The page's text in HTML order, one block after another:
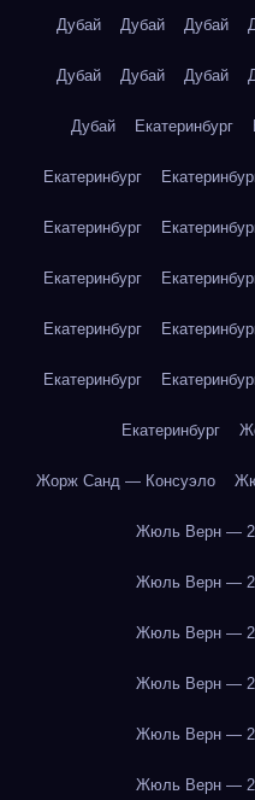
Дубай Дубай Дубай
Дубай Дубай Дубай
Дубай Екатеринбург
Екатеринбург
Екатеринбург
Екатеринбург
Екатеринбург
Екатеринбург
Екатеринбург
Жорж Санд — Консуэло
Жюль Верн —
Жюль Верн —
Жюль Верн —
Жюль Верн —
Жюль Верн —
Жюль Верн —